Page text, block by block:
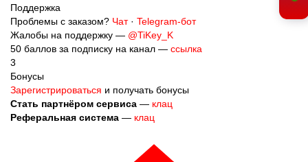
Поддержка
Проблемы с заказом? Чат· Telegram-бот
Жалобы на поддержку — @TiKey_K
50 баллов за подписку на канал — ссылка
3
Бонусы
Зарегистрироваться и получать бонусы
Стать партнёром сервиса — клац
Реферальная система — клац